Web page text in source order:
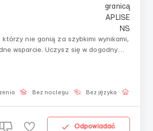
nie gonią za szybkimi wynikami,
wsparcie. Uczysz się w dogodnym
kroku i z zrozumieniem.💼
z blokami w kolejnych etapachP —
Bez noclegu Bez języka
Odpowiadać